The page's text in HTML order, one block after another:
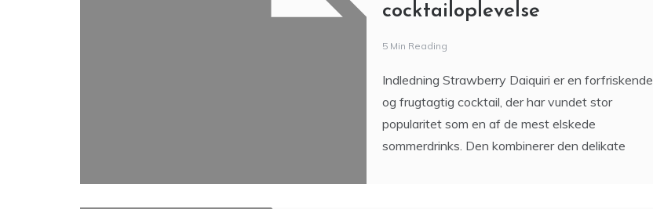
cocktailoplevelse
5 Min Reading
Indledning Strawberry Daiquiri er en forfriskende
og frugtagtig cocktail, der har vundet stor
popularitet som en af ​​de mest elskede
sommerdrinks. Den kombinerer den delikate